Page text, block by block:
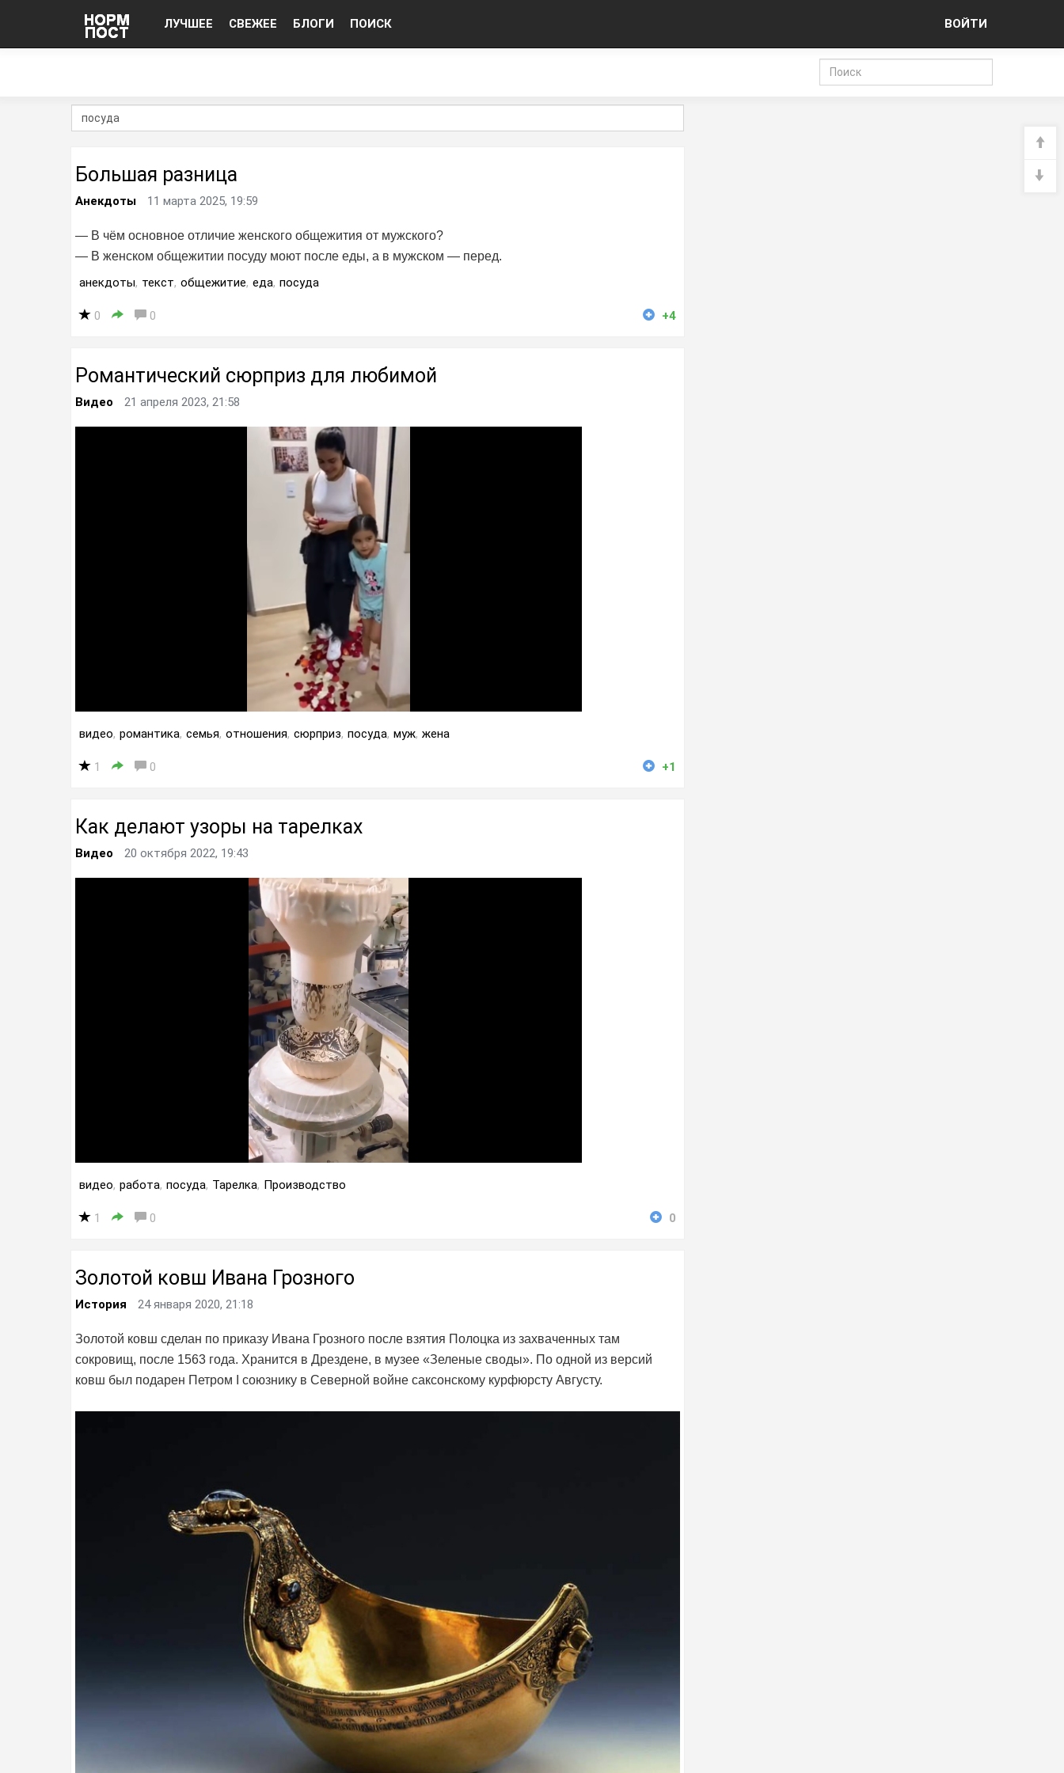
ЛУЧШЕЕ СВЕЖЕЕ БЛОГИ ПОИСК ВОЙТИ
Большая разница
Анекдоты 11 марта 2025, 19:59
— В чём основное отличие женского общежития от мужского?
— В женском общежитии посуду моют после еды, а в мужском — перед.
анекдоты, текст, общежитие, еда, посуда
0 0 +4
Романтический сюрприз для любимой
Видео 21 апреля 2023, 21:58
видео, романтика, семья, отношения, сюрприз, посуда, муж, жена
1 0 +1
Как делают узоры на тарелках
Видео 20 октября 2022, 19:43
видео, работа, посуда, Тарелка, Производство
1 0 0
Золотой ковш Ивана Грозного
История 24 января 2020, 21:18
Золотой ковш сделан по приказу Ивана Грозного после взятия Полоцка из захваченных там
сокровищ, после 1563 года. Хранится в Дрездене, в музее «Зеленые своды». По одной из версий
ковш был подарен Петром I союзнику в Северной войне саксонскому курфюрсту Августу.